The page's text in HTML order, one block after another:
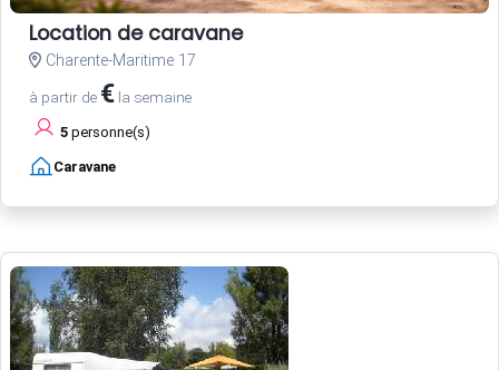
Location de caravane
Charente-Maritime 17
à partir de € la semaine
5 personne(s)
Caravane